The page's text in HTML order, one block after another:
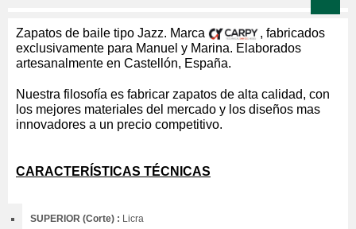
Zapatos de baile tipo Jazz. Marca
, fabricados
exclusivamente para Manuel y Marina. Elaborados
artesanalmente en Castellón, España.
Nuestra filosofía es fabricar zapatos de alta calidad, con
los mejores materiales del mercado y los diseños mas
innovadores a un precio competitivo.
CARACTERÍSTICAS TÉCNICAS
SUPERIOR (Corte) : Licra